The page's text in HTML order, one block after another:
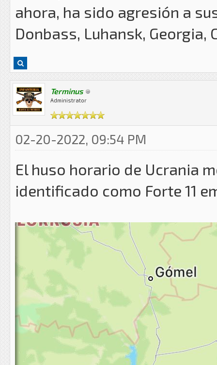
ahora, ha sido agresión a
Donbass, Luhansk, Georgia,
Terminus
Administrator
02-20-2022, 09:54 PM
El huso horario de Ucrania
identificado como Forte 11